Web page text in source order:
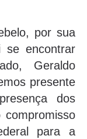
por sua
encontrar
Geraldo
presente
dos
para a